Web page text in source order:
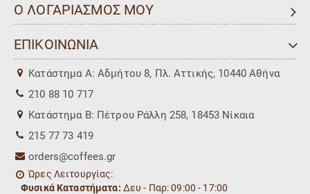
Ο ΛΟΓΑΡΙΑΣΜΟΣ ΜΟΥ
ΕΠΙΚΟΙΝΩΝΙΑ
Kατάστημα Α: Αδμήτου 8, Πλ. Αττικής, 10440 Αθήνα
210 88 10 717
Kατάστημα Β: Πέτρου Ράλλη 258, 18453 Νίκαια
215 77 73 419
orders@coffees.gr
Ώρες Λειτουργίας:
Φυσικά Καταστήματα: Δευ - Παρ: 09:00 - 17:00